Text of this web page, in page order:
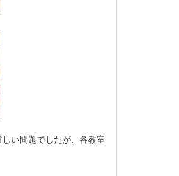
い問題でしたが、各教室